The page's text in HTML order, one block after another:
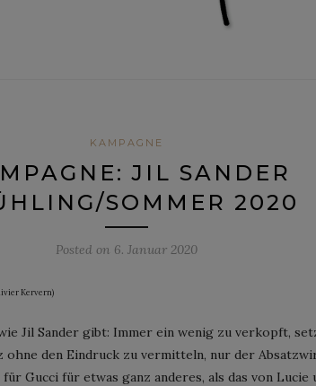
KAMPAGNE
JIL SANDER
SOMMER 2020
Posted on 6. Januar 2020
Kervern)
Jil Sander gibt: Immer ein wenig zu verkopft,
den Eindruck zu vermitteln, nur der
Gucci für etwas ganz anderes, als das von